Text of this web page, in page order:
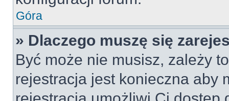
Góra
» Dlaczego muszę się
Być może nie musisz, zależy
rejestracja jest konieczna aby